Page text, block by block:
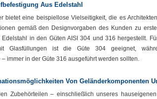
Aus Edelstahl
bietet eine beispiellose Vielseitigkeit, die es
gemäß den Designvorgaben des Kunden zu
Edelstahl in den Güten AISI 304 und 316 hergestellt.
Glasfüllungen ist die Güte 304 geeignet,
immer in der Güte 316 ausgeführt werden sollten.
Von Geländerkomponenten
Zubehörteilen – einschließlich unseres